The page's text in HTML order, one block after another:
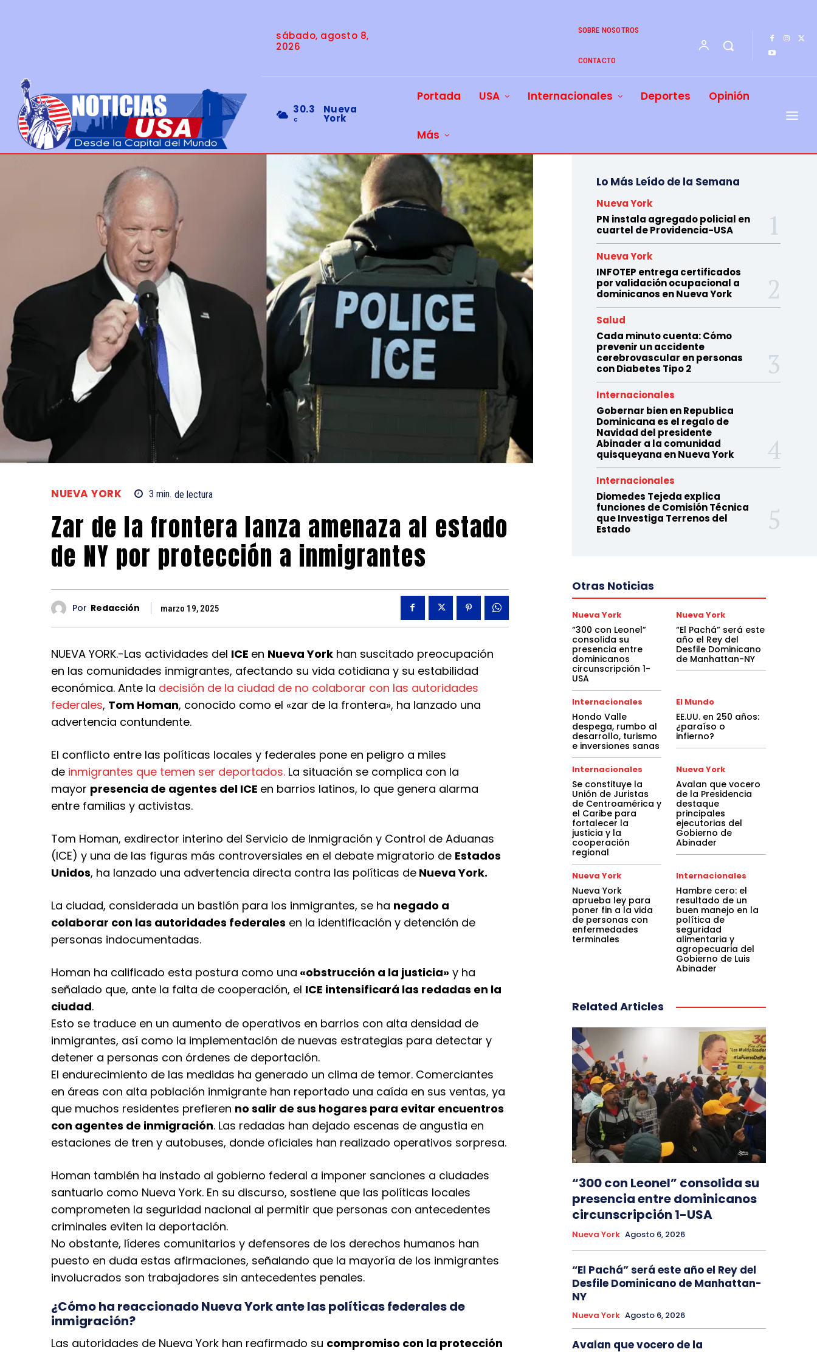
sábado, agosto 8,
2026
SOBRE NOSOTROS
CONTACTO
30.3
C
Nueva
York
Portada USA Internacionales Deportes Opinión
Más
NUEVA YORK 3 min. de lectura
Zar de la frontera lanza amenaza al estado
de NY por protección a inmigrantes
Por Redacción marzo 19, 2025
NUEVA YORK.-Las actividades del ICE en Nueva York han suscitado preocupación
en las comunidades inmigrantes, afectando su vida cotidiana y su estabilidad
económica. Ante la decisión de la ciudad de no colaborar con las autoridades
federales, Tom Homan, conocido como el «zar de la frontera», ha lanzado una
advertencia contundente.
El conflicto entre las políticas locales y federales pone en peligro a miles
de inmigrantes que temen ser deportados. La situación se complica con la
mayor presencia de agentes del ICE en barrios latinos, lo que genera alarma
entre familias y activistas.
Tom Homan, exdirector interino del Servicio de Inmigración y Control de Aduanas
(ICE) y una de las figuras más controversiales en el debate migratorio de Estados
Unidos, ha lanzado una advertencia directa contra las políticas de Nueva York.
La ciudad, considerada un bastión para los inmigrantes, se ha negado a
colaborar con las autoridades federales en la identificación y detención de
personas indocumentadas.
Homan ha calificado esta postura como una «obstrucción a la justicia» y ha
señalado que, ante la falta de cooperación, el ICE intensificará las redadas en la
ciudad.
Esto se traduce en un aumento de operativos en barrios con alta densidad de
inmigrantes, así como la implementación de nuevas estrategias para detectar y
detener a personas con órdenes de deportación.
El endurecimiento de las medidas ha generado un clima de temor. Comerciantes
en áreas con alta población inmigrante han reportado una caída en sus ventas, ya
que muchos residentes prefieren no salir de sus hogares para evitar encuentros
con agentes de inmigración. Las redadas han dejado escenas de angustia en
estaciones de tren y autobuses, donde oficiales han realizado operativos sorpresa.
Homan también ha instado al gobierno federal a imponer sanciones a ciudades
santuario como Nueva York. En su discurso, sostiene que las políticas locales
comprometen la seguridad nacional al permitir que personas con antecedentes
criminales eviten la deportación.
No obstante, líderes comunitarios y defensores de los derechos humanos han
puesto en duda estas afirmaciones, señalando que la mayoría de los inmigrantes
involucrados son trabajadores sin antecedentes penales.
¿Cómo ha reaccionado Nueva York ante las políticas federales de
inmigración?
Las autoridades de Nueva York han reafirmado su compromiso con la protección
Lo Más Leído de la Semana
Nueva York
PN instala agregado policial en
cuartel de Providencia-USA
Nueva York
INFOTEP entrega certificados
por validación ocupacional a
dominicanos en Nueva York
Salud
Cada minuto cuenta: Cómo
prevenir un accidente
cerebrovascular en personas
con Diabetes Tipo 2
Internacionales
Gobernar bien en Republica
Dominicana es el regalo de
Navidad del presidente
Abinader a la comunidad
quisqueyana en Nueva York
Internacionales
Diomedes Tejeda explica
funciones de Comisión Técnica
que Investiga Terrenos del
Estado
Otras Noticias
Nueva York
“300 con Leonel”
consolida su
presencia entre
dominicanos
circunscripción 1-
USA
Nueva York
“El Pachá” será este
año el Rey del
Desfile Dominicano
de Manhattan-NY
Internacionales
Hondo Valle
despega, rumbo al
desarrollo, turismo
e inversiones sanas
El Mundo
EE.UU. en 250 años:
¿paraíso o
infierno?
Internacionales
Se constituye la
Unión de Juristas
de Centroamérica y
el Caribe para
fortalecer la
justicia y la
cooperación
regional
Nueva York
Avalan que vocero
de la Presidencia
destaque
principales
ejecutorias del
Gobierno de
Abinader
Nueva York
Nueva York
aprueba ley para
poner fin a la vida
de personas con
enfermedades
terminales
Internacionales
Hambre cero: el
resultado de un
buen manejo en la
política de
seguridad
alimentaria y
agropecuaria del
Gobierno de Luis
Abinader
Related Articles
“300 con Leonel” consolida su
presencia entre dominicanos
circunscripción 1-USA
Nueva York Agosto 6, 2026
“El Pachá” será este año el Rey del
Desfile Dominicano de Manhattan-
NY
Nueva York Agosto 6, 2026
Avalan que vocero de la